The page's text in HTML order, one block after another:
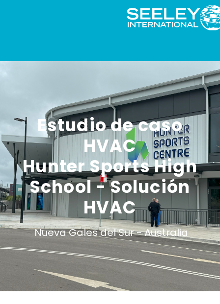
Estudio de caso
HVAC
Hunter Sports High
School - Solución
HVAC
Nueva Gales del Sur -Australia